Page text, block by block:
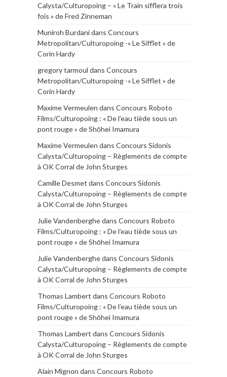
Calysta/Culturopoing – « Le Train sifflera trois
fois » de Fred Zinneman
Muniroh Burdanidans Concours
Metropolitan/Culturopoing -« Le Sifflet » de
Corin Hardy
gregory tarmoul dans Concours
Metropolitan/Culturopoing -« Le Sifflet » de
Corin Hardy
Maxime Vermeulen dans Concours Roboto
Films/Culturopoing : « De l’eau tiède sous un
pont rouge » de Shōhei Imamura
Maxime Vermeulen dans Concours Sidonis
Calysta/Culturopoing – Règlements de compte
à OK Corral de John Sturges
Camille Desmet dans Concours Sidonis
Calysta/Culturopoing – Règlements de compte
à OK Corral de John Sturges
Julie Vandenberghedans Concours Roboto
Films/Culturopoing : « De l’eau tiède sous un
pont rouge » de Shōhei Imamura
Julie Vandenberghedans Concours Sidonis
Calysta/Culturopoing – Règlements de compte
à OK Corral de John Sturges
Thomas Lambert dans Concours Roboto
Films/Culturopoing : « De l’eau tiède sous un
pont rouge » de Shōhei Imamura
Thomas Lambert dans Concours Sidonis
Calysta/Culturopoing – Règlements de compte
à OK Corral de John Sturges
Alain Mignon dans Concours Roboto